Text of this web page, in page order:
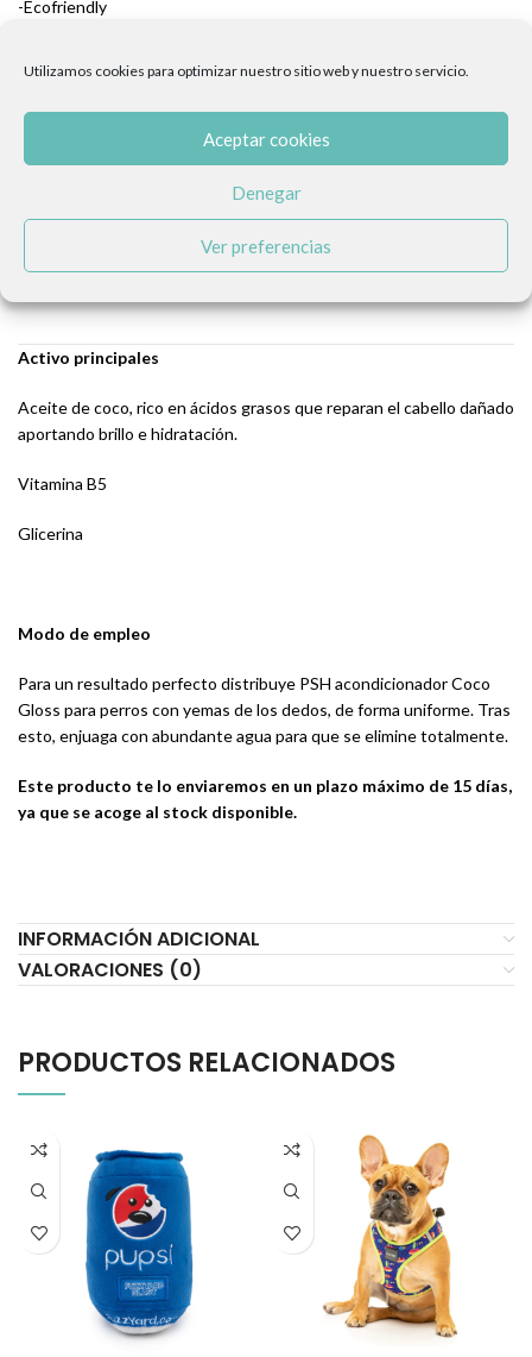
Utilizamos cookies para optimizar nuestro sitio web y nuestro servicio.
Aceptar cookies
Denegar
Ver preferencias
-Ecofriendly
-Perfume hipoalergénico
-Libre de Kathon
Activo principales
Aceite de coco, rico en ácidos grasos que reparan el cabello dañado
aportando brillo e hidratación.
Vitamina B5
Glicerina
Modo de empleo
Para un resultado perfecto distribuye PSH acondicionador Coco
Gloss para perros con yemas de los dedos, de forma uniforme. Tras
esto, enjuaga con abundante agua para que se elimine totalmente.
Este producto te lo enviaremos en un plazo máximo de 15 días,
ya que se acoge al stock disponible.
INFORMACIÓN ADICIONAL
VALORACIONES (0)
PRODUCTOS RELACIONADOS